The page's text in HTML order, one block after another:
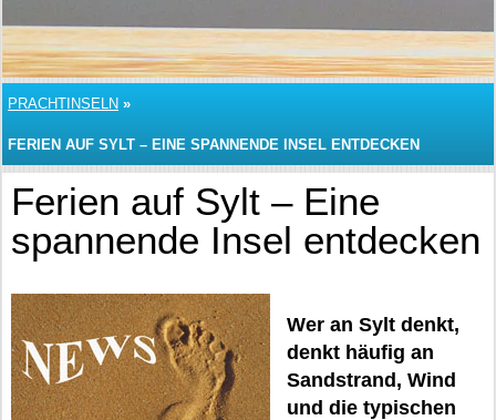
PRACHTINSELN »
FERIEN AUF SYLT – EINE SPANNENDE INSEL ENTDECKEN
Ferien auf Sylt – Eine
spannende Insel entdecken
Wer an Sylt denkt,
denkt häufig an
Sandstrand, Wind
und die typischen